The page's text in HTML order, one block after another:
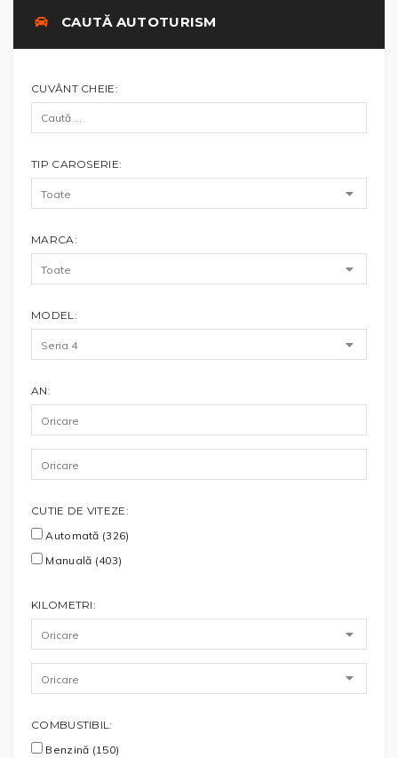
CAUTĂ AUTOTURISM
CUVÂNT CHEIE:
TIP CAROSERIE:
MARCA:
MODEL:
AN:
CUTIE DE VITEZE:
Automată (326)
Manuală (403)
KILOMETRI:
COMBUSTIBIL:
Benzină (150)